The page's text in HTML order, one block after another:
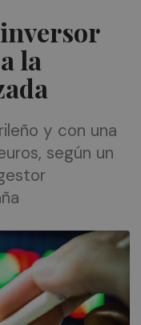
la
y con una
según un